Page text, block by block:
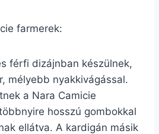
farmerek:
férfi dizájnban készülnek,
mélyebb nyakkivágással.
a Nara Camicie
hosszú gombokkal
ellátva. A kardigán másik